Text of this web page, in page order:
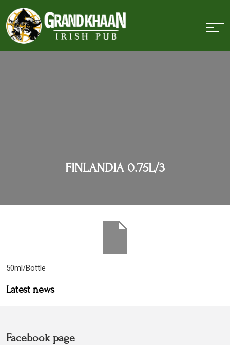
FINLANDIA 0.75L/3
50ml/Bottle
Latest news
Facebook page